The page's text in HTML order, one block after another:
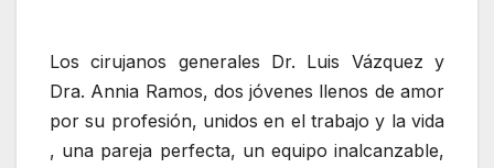
Los cirujanos generales Dr. Luis Vázquez y
Dra. Annia Ramos, dos jóvenes llenos de amor
por su profesión, unidos en el trabajo y la vida
, una pareja perfecta, un equipo inalcanzable,